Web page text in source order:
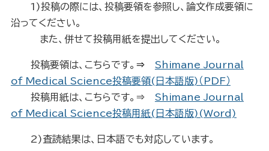
1)投稿の際には、投稿要領を参照し、論文作成要領に
沿ってください。
また、併せて投稿用紙を提出してください。
投稿要領は、こちらです。 ⇒ Shimane Journal
of Medical Science投稿要領(日本語版)（PDF）
投稿用紙は、こちらです。⇒ Shimane Journal
of Medical Science投稿用紙(日本語版)(Word)
2)査読結果は、日本語でも対応しています。